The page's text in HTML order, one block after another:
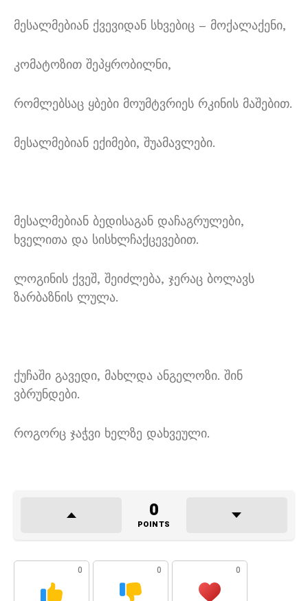
მესალმებიან ქვევიდან სხვებიც – მოქალაქენი,
კომატოზით შეპყრობილნი,
რომლებსაც ყბები მოუმტვრიეს რკინის მაშებით.
მესალმებიან ექიმები, შუამავლები.
მესალმებიან ბედისაგან დაჩაგრულები,
ხველითა და სისხლჩაქცევებით.
ლოგინის ქვეშ, შეიძლება, ჯერაც ბოლავს
ზარბაზნის ლულა.
ქუჩაში გავედი, მახლდა ანგელოზი. შინ
ვბრუნდები.
როგორც ჯაჭვი ხელზე დახვეული.
0
POINTS
0 0 0